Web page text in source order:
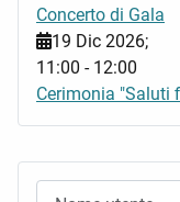
Concerto di Gala
19 Dic 2026;
11:00 - 12:00
Cerimonia "Saluti